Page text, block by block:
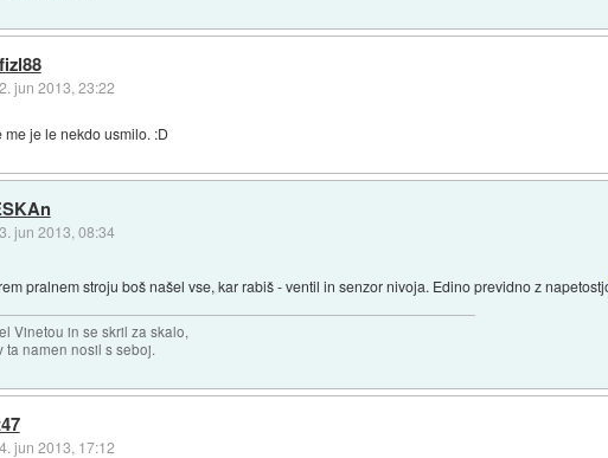
jun 2013, 23:22
me je le nekdo usmilo. :D
jun 2013, 08:34
pralnem stroju boš našel vse, kar rabiš - ventil in senzor nivoja. Edino previdno z
Vinetou in se skril za skalo,
ta namen nosil s seboj.
jun 2013, 17:12